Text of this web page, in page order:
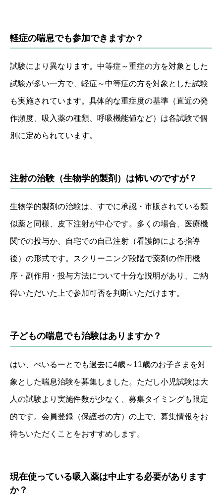
軽症の喘息でも参加できますか？
試験により異なります。中等症～重症の方を対象とした
試験が多い一方で、軽症～中等症の方を対象とした試験
も実施されています。具体的な重症度の基準（直近の発
作頻度、吸入薬の種類、呼吸機能値など）は各試験で個
別に定められています。
注射の治験（生物学的製剤）は怖いのですが？
生物学的製剤の治験は、すでに承認・市販されている類
似薬と同様、皮下注射が中心です。多くの場合、医療機
関での投与か、自宅での自己注射（看護師による指導
後）の形式です。スクリーニング段階で薬剤の作用機
序・副作用・投与方法について十分な説明があり、ご納
得いただいた上で参加可否を判断いただけます。
子どもの喘息でも治験はありますか？
はい、ぺいるーとでも過去に4歳～11歳のお子さまを対
象とした喘息治験を募集しました。ただし小児試験は大
人の試験より実施件数が少なく、募集タイミングも限定
的です。会員登録（保護者の方）の上で、募集情報をお
待ちいただくことをおすすめします。
現在使っている吸入薬は中止する必要があります
か？